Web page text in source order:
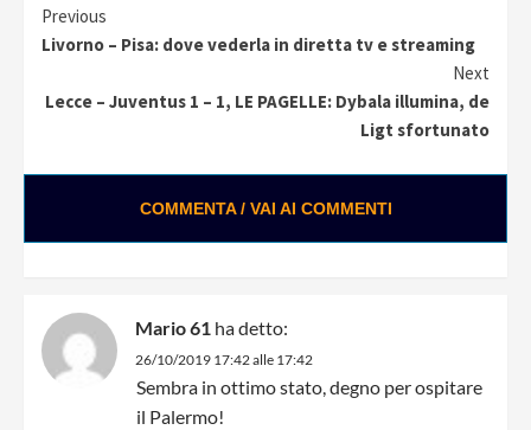
Continue
Previous
Livorno – Pisa: dove vederla in diretta tv e streaming
Next
Lecce – Juventus 1 – 1, LE PAGELLE: Dybala illumina, de
Ligt sfortunato
COMMENTA / VAI AI COMMENTI
Mario 61 ha detto:
26/10/2019 17:42 alle 17:42
Sembra in ottimo stato, degno per ospitare
il Palermo!